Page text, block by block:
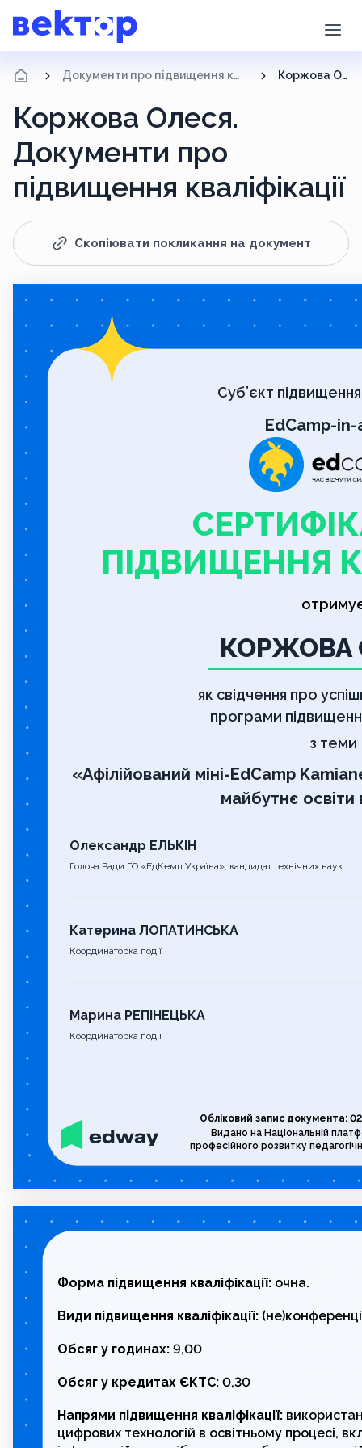
Документи про підвищення кваліфікації Коржова Олеся
Коржова Олеся.
Документи про
підвищення кваліфікації
Скопіювати покликання на документ
Суб’єкт підвищення
EdCamp-
ПІДВИЩЕННЯ
КОРЖОВА
як свідчення про
програми
з теми
«Афілійований міні-EdCamp
майбутнє освіти
Олександр ЕЛЬКІН
Голова Ради ГО «ЕдКемп Україна», кандидат технічних наук
Катерина ЛОПАТИНСЬКА
Координаторка події
Марина РЕПІНЕЦЬКА
Координаторка події
Обліковий запис документа:
Видано на Національній
професійного розвитку
Форма підвищення кваліфікації: очна.
Види підвищення кваліфікації:
Обсяг у годинах: 9,00
Обсяг у кредитах ЄКТС: 0,30
Напрями підвищення кваліфікації:
цифрових технологій в освітньому процесі,